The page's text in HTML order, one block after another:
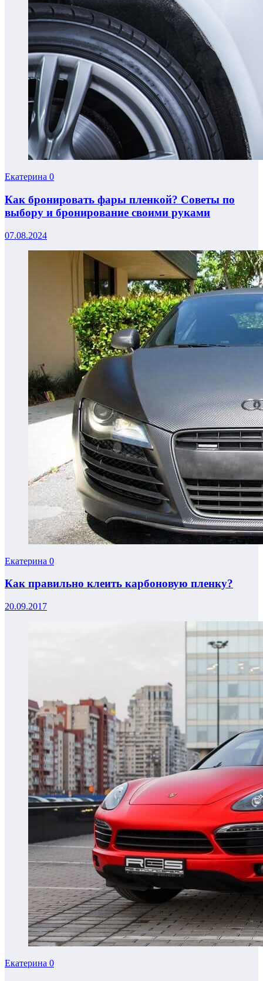
Екатерина 0
Как бронировать фары пленкой? Советы по
выбору и бронирование своими руками
07.08.2024
Екатерина 0
Как правильно клеить карбоновую пленку?
20.09.2017
Екатерина 0